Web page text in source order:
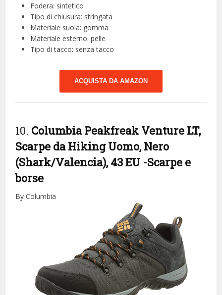
Fodera: sintetico
Tipo di chiusura: stringata
Materiale suola: gomma
Materiale esterno: pelle
Tipo di tacco: senza tacco
ACQUISTA DA AMAZON
10. Columbia Peakfreak Venture LT,
Scarpe da Hiking Uomo, Nero
(Shark/Valencia), 43 EU -Scarpe e
borse
By Columbia